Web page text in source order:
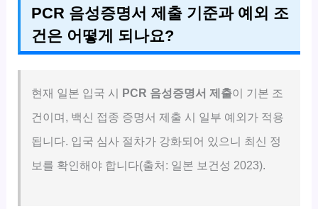
PCR 음성증명서 제출 기준과 예외 조
건은 어떻게 되나요?
현재 일본 입국 시 PCR 음성증명서 제출이 기본 조
건이며, 백신 접종 증명서 제출 시 일부 예외가 적용
됩니다. 입국 심사 절차가 강화되어 있으니 최신 정
보를 확인해야 합니다(출처: 일본 보건성 2023).